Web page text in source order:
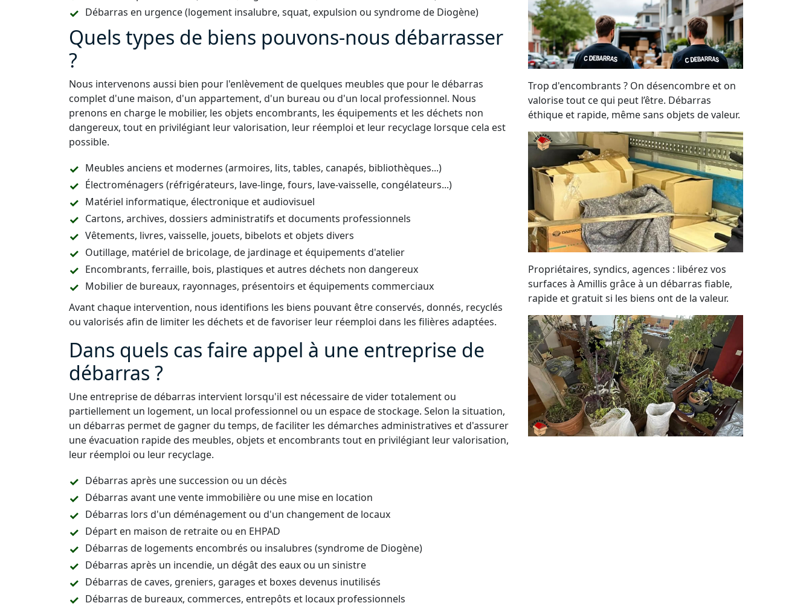
Débarras en urgence (logement insalubre, squat, expulsion ou syndrome de Diogène)
Quels types de biens pouvons-nous débarrasser
?
Nous intervenons aussi bien pour l'enlèvement de quelques meubles que pour le débarras
complet d'une maison, d'un appartement, d'un bureau ou d'un local professionnel. Nous
prenons en charge le mobilier, les objets encombrants, les équipements et les déchets non
dangereux, tout en privilégiant leur valorisation, leur réemploi et leur recyclage lorsque cela est
possible.
Meubles anciens et modernes (armoires, lits, tables, canapés, bibliothèques...)
Électroménagers (réfrigérateurs, lave-linge, fours, lave-vaisselle, congélateurs...)
Matériel informatique, électronique et audiovisuel
Cartons, archives, dossiers administratifs et documents professionnels
Vêtements, livres, vaisselle, jouets, bibelots et objets divers
Outillage, matériel de bricolage, de jardinage et équipements d'atelier
Encombrants, ferraille, bois, plastiques et autres déchets non dangereux
Mobilier de bureaux, rayonnages, présentoirs et équipements commerciaux
Avant chaque intervention, nous identifions les biens pouvant être conservés, donnés, recyclés
ou valorisés afin de limiter les déchets et de favoriser leur réemploi dans les filières adaptées.
Dans quels cas faire appel à une entreprise de
débarras ?
Une entreprise de débarras intervient lorsqu'il est nécessaire de vider totalement ou
partiellement un logement, un local professionnel ou un espace de stockage. Selon la situation,
un débarras permet de gagner du temps, de faciliter les démarches administratives et d'assurer
une évacuation rapide des meubles, objets et encombrants tout en privilégiant leur valorisation,
leur réemploi ou leur recyclage.
Débarras après une succession ou un décès
Débarras avant une vente immobilière ou une mise en location
Débarras lors d'un déménagement ou d'un changement de locaux
Départ en maison de retraite ou en EHPAD
Débarras de logements encombrés ou insalubres (syndrome de Diogène)
Débarras après un incendie, un dégât des eaux ou un sinistre
Débarras de caves, greniers, garages et boxes devenus inutilisés
Débarras de bureaux, commerces, entrepôts et locaux professionnels
Trop d'encombrants ? On désencombre et on
valorise tout ce qui peut l’être. Débarras
éthique et rapide, même sans objets de valeur.
Propriétaires, syndics, agences : libérez vos
surfaces à Amillis grâce à un débarras fiable,
rapide et gratuit si les biens ont de la valeur.